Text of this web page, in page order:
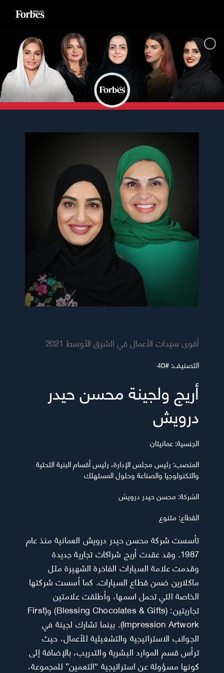
أقوى سيدات الأعمال في الشرق الأوسط 2021
التصنيف:#40
أريج ولجينة محسن حيدر
درويش
الجنسية:عمانيتان
المنصب: رئيس مجلس الإدارة، رئيس أقسام البنية التحتية
والتكنولوجيا والصناعة وحلول المستهلك
الشركة: محسن حيدر درويش
القطاع: متنوع
تأسست شركة محسن حيدر درويش العمانية منذ عام
1987. وقد عقدت أريج شراكات تجارية جديدة
وقدمت علامة السيارات الفاخرة الشهيرة مثل
ماكلارين ضمن قطاع السيارات. كما أسست شركتها
الخاصة التي تحمل اسمها، وأطلقت علامتين
تجاريتين: (Blessing Chocolates & Gifts) و(First
Impression Artwork). بينما تشارك لجينة في
الجوانب الاستراتيجية والتشغيلية للأعمال، حيث
ترأس قسم الموارد البشرية والتدريب، بالإضافة إلى
كونها مسؤولة عن استراتيجية “التعمين” للمجموعة،